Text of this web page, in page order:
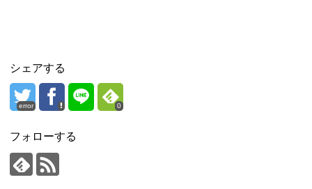
シェアする
error 0
フォローする